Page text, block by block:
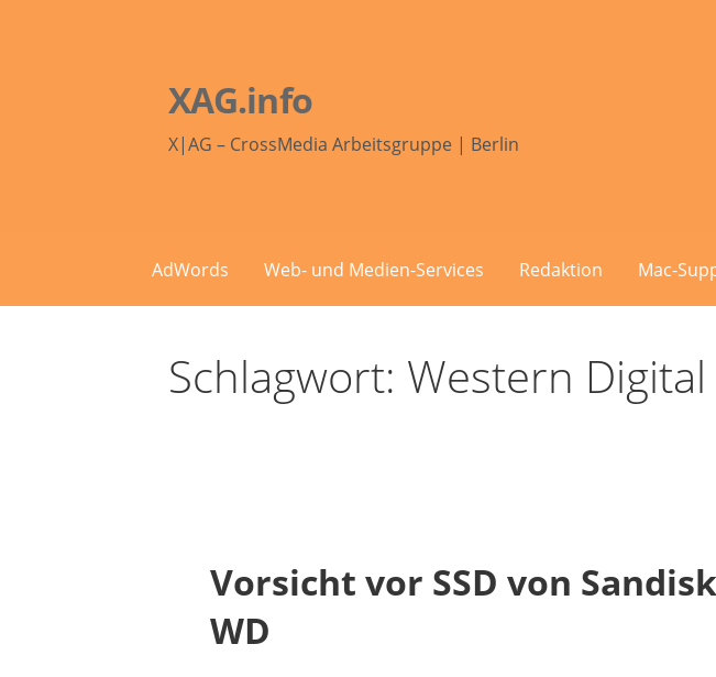
XAG.info
X|AG – CrossMedia Arbeitsgruppe | Berlin
AdWords Web- und Medien-Services Redaktion Mac-
Schlagwort: Western Digital
Vorsicht vor SSD von
WD